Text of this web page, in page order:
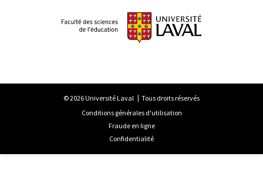
© 2026 Université Laval
Tous droits réservés
Conditions générales d'utilisation
Fraude en ligne
Confidentialité